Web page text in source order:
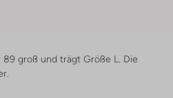
groß und trägt Größe L. Die